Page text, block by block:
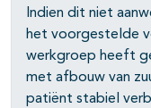
Indien dit niet
het voorgestelde
werkgroep heeft
met afbouw van
patiënt stabiel